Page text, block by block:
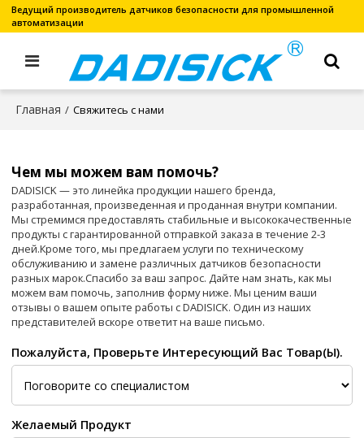
Ведущий производитель датчиков безопасности для промышленной
автоматизации
Главная / Свяжитесь с нами
Чем мы можем вам помочь?
DADISICK — это линейка продукции нашего бренда,
разработанная, произведенная и проданная внутри компании.
Мы стремимся предоставлять стабильные и высококачественные
продукты с гарантированной отправкой заказа в течение 2-3
дней.Кроме того, мы предлагаем услуги по техническому
обслуживанию и замене различных датчиков безопасности
разных марок.Спасибо за ваш запрос. Дайте нам знать, как мы
можем вам помочь, заполнив форму ниже. Мы ценим ваши
отзывы о вашем опыте работы с DADISICK. Один из наших
представителей вскоре ответит на ваше письмо.
Пожалуйста, Проверьте Интересующий Вас Товар(ы).
Желаемый Продукт